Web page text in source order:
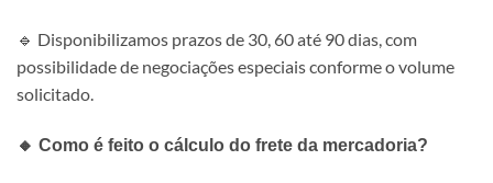
🔹 Disponibilizamos prazos de 30, 60 até 90 dias, com
possibilidade de negociações especiais conforme o volume
solicitado.
🔸 Como é feito o cálculo do frete da mercadoria?